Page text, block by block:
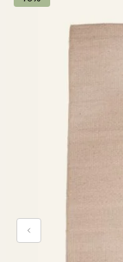
pausa.